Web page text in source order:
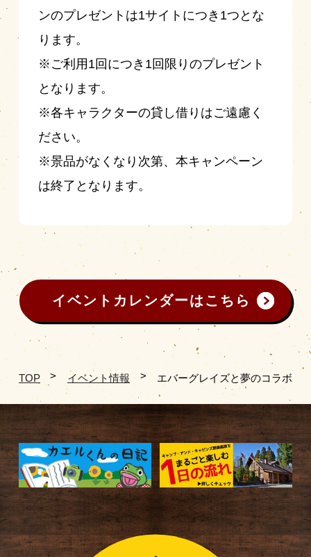
ンのプレゼントは1サイトにつき1つとな
ります。
※ご利用1回につき1回限りのプレゼント
となります。
※各キャラクターの貸し借りはご遠慮く
ださい。
※景品がなくなり次第、本キャンペーン
は終了となります。
イベントカレンダーはこちら
TOP イベント情報 エバーグレイズと夢のコラボレ